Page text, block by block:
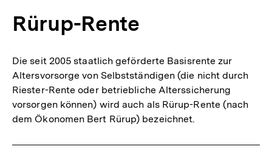
Übersicht
Rürup-Rente
Die seit 2005 staatlich geförderte Basisrente zur
Altersvorsorge von Selbstständigen (die nicht durch
Riester-Rente oder betriebliche Alterssicherung
vorsorgen können) wird auch als Rürup-Rente (nach
dem Ökonomen Bert Rürup) bezeichnet.